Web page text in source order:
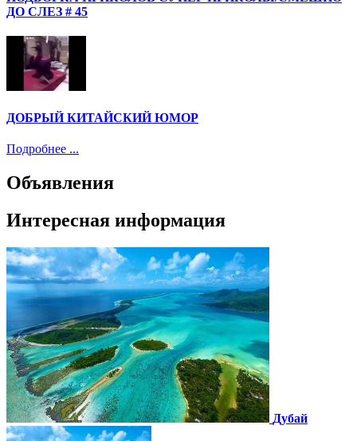
ДО СЛЕЗ # 45
ДОБРЫЙ КИТАЙСКИЙ ЮМОР
Подробнее ...
Объявления
Интересная информация
Дубай